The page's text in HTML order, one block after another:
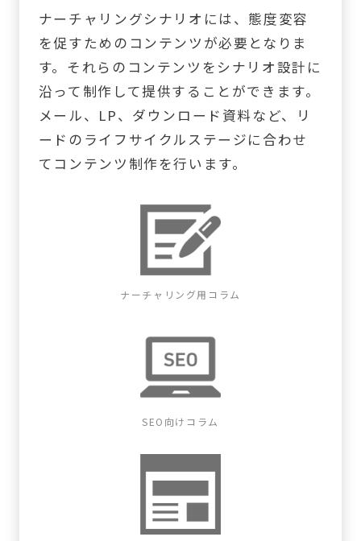
ナーチャリングシナリオには、態度変容
を促すためのコンテンツが必要となりま
す。それらのコンテンツをシナリオ設計に
沿って制作して提供することができます。
メール、LP、ダウンロード資料など、リ
ードのライフサイクルステージに合わせ
てコンテンツ制作を行います。
ナーチャリング用コラム
SEO向けコラム